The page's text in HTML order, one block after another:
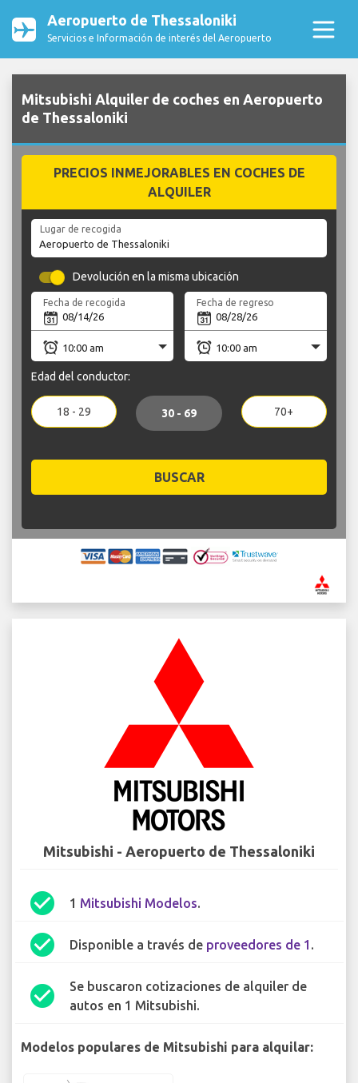
Aeropuerto de Thessaloniki
Servicios e Información de interés del Aeropuerto
Mitsubishi Alquiler de coches en Aeropuerto
de Thessaloniki
PRECIOS INMEJORABLES EN COCHES DE
ALQUILER
Lugar de recogida
Devolución en la misma ubicación
Fecha de recogida Fecha de regreso
Edad del conductor:
18 - 29 30 - 69 70+
BUSCAR
Mitsubishi - Aeropuerto de Thessaloniki
check_circle 1 Mitsubishi Modelos.
check_circle Disponible a través de proveedores de 1 .
check_circle
Se buscaron cotizaciones de alquiler de
autos en 1 Mitsubishi.
Modelos populares de Mitsubishi para alquilar: